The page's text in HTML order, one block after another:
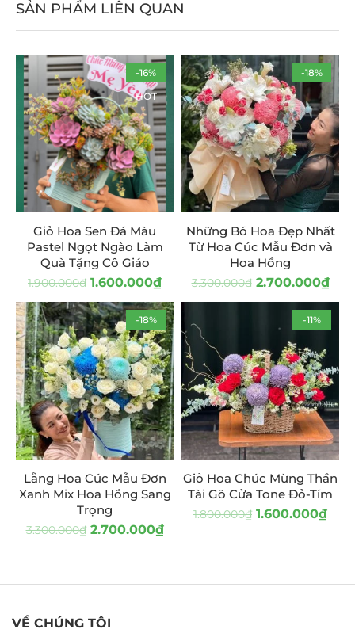
SẢN PHẨM LIÊN QUAN
-16%
HOT
Giỏ Hoa Sen Đá Màu
Pastel Ngọt Ngào Làm
Quà Tặng Cô Giáo
1.900.000₫ 1.600.000₫
-18%
Những Bó Hoa Đẹp Nhất
Từ Hoa Cúc Mẫu Đơn và
Hoa Hồng
3.300.000₫ 2.700.000₫
-18%
Lẵng Hoa Cúc Mẫu Đơn
Xanh Mix Hoa Hồng Sang
Trọng
3.300.000₫ 2.700.000₫
-11%
Giỏ Hoa Chúc Mừng Thần
Tài Gõ Cửa Tone Đỏ-Tím
1.800.000₫ 1.600.000₫
VỀ CHÚNG TÔI